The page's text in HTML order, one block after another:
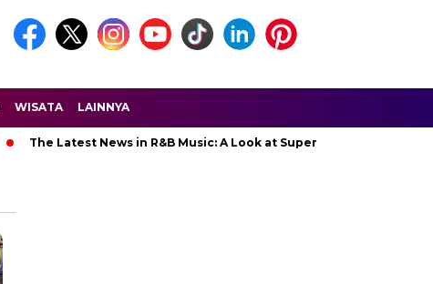
WISATA LAINNYA
The Latest News in R&B Music: A Look at Super Bowl